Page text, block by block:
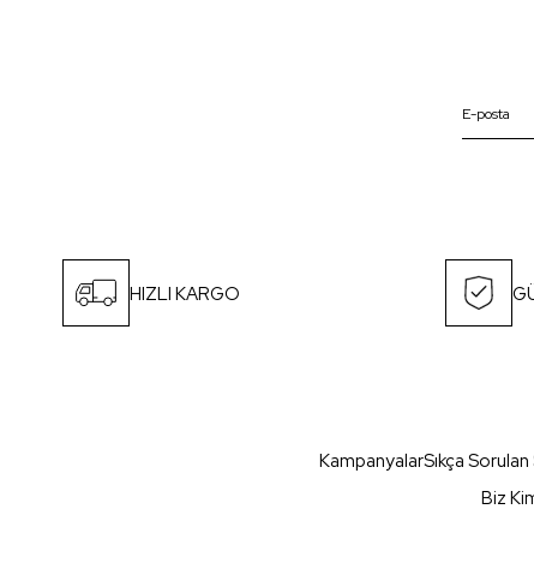
HIZLI KARGO
KampanyalarSıkça
Biz